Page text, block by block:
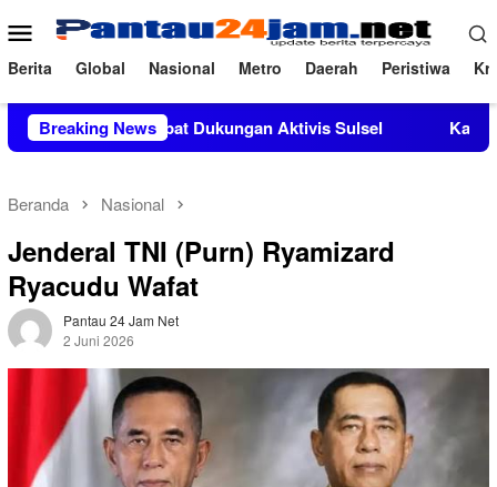
ke
konten
Menu
Mobile
Berita Global Nasional Metro Daerah Peristiwa
Breaking News
Mendapat Dukungan Aktivis Sulsel Kapolres
Beranda Nasional
Jenderal TNI (Purn) Ryamizard
Ryacudu Wafat
Pantau 24 Jam Net
2 Juni 2026